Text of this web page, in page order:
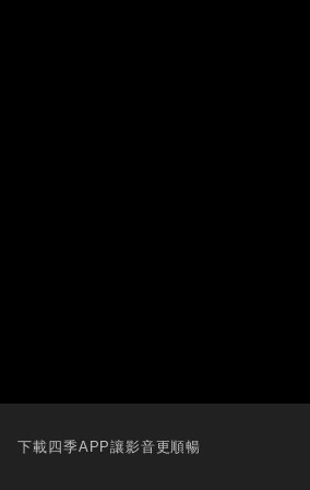
下載四季APP讓影音更順暢